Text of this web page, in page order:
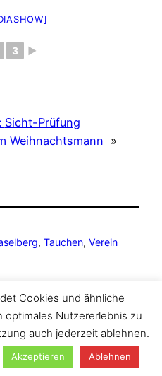
3 ►
Sicht-Prüfung
Weihnachtsmann »
, Tauchen, Verein
, TAZA Tauchclub
Cookies und ähnliche
optimales Nutzererlebnis zu
auch jederzeit ablehnen.
Akzeptieren Ablehnen